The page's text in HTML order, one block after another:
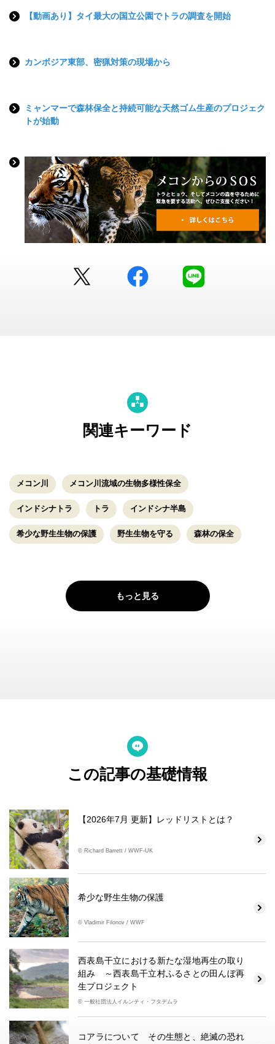
【動画あり】タイ最大の国立公園でトラの調査を開始
カンボジア東部、密猟対策の現場から
ミャンマーで森林保全と持続可能な天然ゴム生産のプロジェク
トが始動
facebook
関連キーワード
メコン川 メコン川流域の生物多様性保全
インドシナトラ トラ インドシナ半島
希少な野生生物の保護 野生生物を守る 森林の保全
もっと見る
この記事の基礎情報
【2026年7月 更新】レッドリストとは？
© Richard Barrett / WWF-UK
希少な野生生物の保護
© Vladimir Filonov / WWF
西表島干立における新たな湿地再生の取り
組み ～西表島干立村ふるさとの田んぼ再
生プロジェクト
© 一般社団法人イルンティ・フタデムラ
コアラについて その生態と、絶滅の恐れ